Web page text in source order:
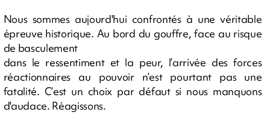
Nous sommes aujourd'hui confrontés à une véritable
épreuve historique. Au bord du gouffre, face au risque
de basculement
dans le ressentiment et la peur, l’arrivée des forces
réactionnaires au pouvoir n’est pourtant pas une
fatalité. C’est un choix par défaut si nous manquons
d'audace. Réagissons.